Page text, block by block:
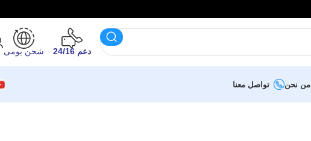
دعم 24/16 شحن يومى
من نحن تواصل معنا